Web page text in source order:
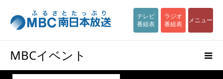
テレビ
番組表
ラジオ
番組表
メニュー
MBCイベント